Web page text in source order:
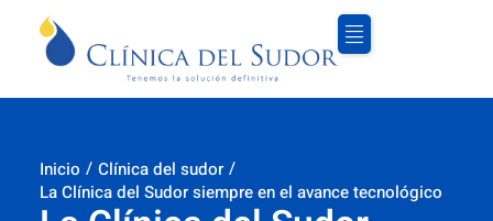
Inicio / Clínica del sudor /
La Clínica del Sudor siempre en el avance tecnológico